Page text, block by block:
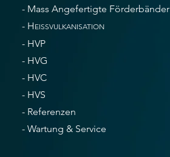
- Mass Angefertigte Förderbänder
- H EISSVULKANISATION
- HVP
- HVG
- HVC
- HVS
- Referenzen
- Wartung & Service